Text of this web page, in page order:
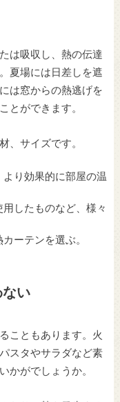
は吸収し、熱の伝達
夏場には日差しを遮
は窓からの熱逃げを
とができます。
、サイズです。
り効果的に部屋の温
したものなど、様々
ーテンを選ぶ。
い
こともあります。火
スタやサラダなど素
かがでしょうか。